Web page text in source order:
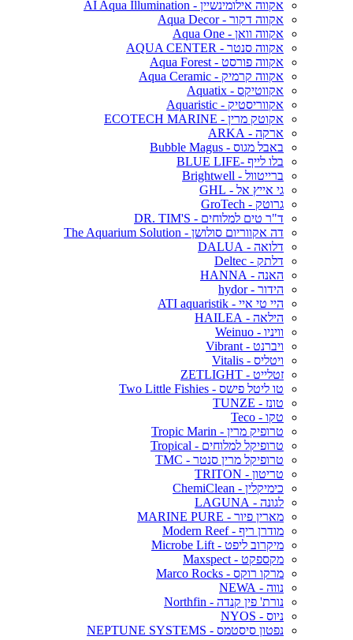
אקווה אילומינשיין - AI Aqua Illumination
אקווה דקור - Aqua Decor
אקווה וואן - Aqua One
אקווה סנטר - AQUA CENTER
אקווה פורסט - Aqua Forest
אקווה קרמיק - Aqua Ceramic
אקווטיקס - Aquatix
אקווריסטיק - Aquaristic
אקוטק מרין - ECOTECH MARINE
ארקה - ARKA
באבל מגוס - Bubble Magus
בלו לייף -BLUE LIFE
ברייטוול - Brightwell
גי אייץ אל - GHL
גרוטק - GroTech
ד"ר טים למלוחים - DR. TIM'S
דה אקווריום סולושן - The Aquarium Solution
דלואה - DALUA
דלתק - Deltec
האנה - HANNA
הידור - hydor
היי טי איי - ATI aquaristik
הילאה - HAILEA
וויניו - Weinuo
ויברנט - Vibrant
ויטליס - Vitalis
זטלייט - ZETLIGHT
טו ליטל פישס - Two Little Fishies
טונז - TUNZE
טקו - Teco
טרופיק מרין - Tropic Marin
טרופיקל למלוחים - Tropical
טרופיקל מרין סנטר - TMC
טריטון - TRITON
כימיקלין - ChemiClean
לגונה - LAGUNA
מארין פיור - MARINE PURE
מודרן ריף - Modern Reef
מיקרוב ליפט - Microbe Lift
מקספקט - Maxspect
מרקו רוקס - Marco Rocks
נווה - NEWA
נורת' פין קנדה - Northfin
ניוס - NYOS
נפטון סיסטמס - NEPTUNE SYSTEMS